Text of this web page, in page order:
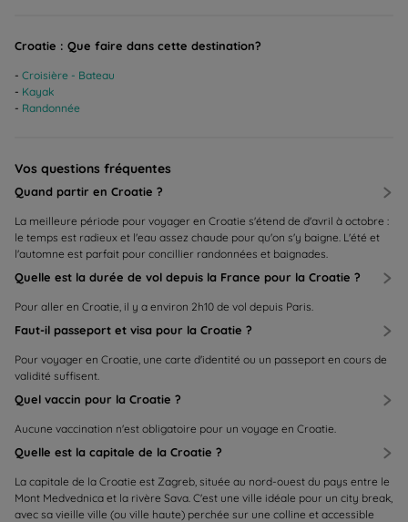
Croatie : Que faire dans cette destination?
Croisière - Bateau
Kayak
Randonnée
Vos questions fréquentes
Quand partir en Croatie ?
La meilleure période pour voyager en Croatie s'étend de d'avril à octobre :
le temps est radieux et l'eau assez chaude pour qu'on s'y baigne. L'été et
l'automne est parfait pour concillier randonnées et baignades.
Quelle est la durée de vol depuis la France pour la Croatie ?
Pour aller en Croatie, il y a environ 2h10 de vol depuis Paris.
Faut-il passeport et visa pour la Croatie ?
Pour voyager en Croatie, une carte d'identité ou un passeport en cours de
validité suffisent.
Quel vaccin pour la Croatie ?
Aucune vaccination n'est obligatoire pour un voyage en Croatie.
Quelle est la capitale de la Croatie ?
La capitale de la Croatie est Zagreb, située au nord-ouest du pays entre le
Mont Medvednica et la rivère Sava. C'est une ville idéale pour un city break,
avec sa vieille ville (ou ville haute) perchée sur une colline et accessible